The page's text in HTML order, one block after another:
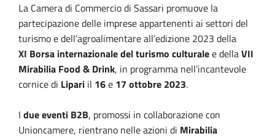
La Camera di Commercio di Sassari promuove la
partecipazione delle imprese appartenenti ai settori del
turismo e dell’agroalimentare all’edizione 2023 della
XI Borsa internazionale del turismo culturalee dellaVII
Mirabilia Food & Drink, in programma nell’incantevole
cornice di Lipari il 16e 17 ottobre 2023.
I due eventi B2B, promossi in collaborazione con
Unioncamere, rientrano nelle azioni di Mirabilia